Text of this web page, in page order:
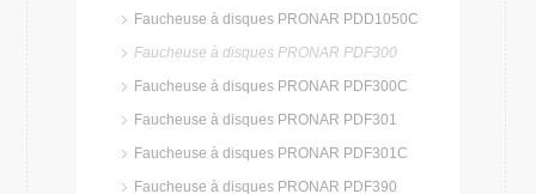
Faucheuse à disques PRONAR PDD1050C
Faucheuse à disques PRONAR PDF300
Faucheuse à disques PRONAR PDF300C
Faucheuse à disques PRONAR PDF301
Faucheuse à disques PRONAR PDF301C
Faucheuse à disques PRONAR PDF390